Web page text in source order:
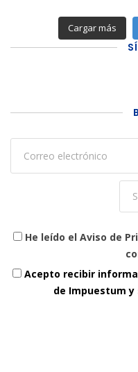
Cargar más
He leído el Aviso de
Acepto recibir
de Impuestum